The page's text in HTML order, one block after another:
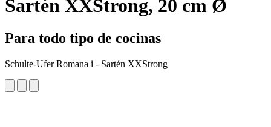
Sartén XXStrong, 20 cm Ø
Para todo tipo de cocinas
Schulte-Ufer Romana i - Sartén XXStrong